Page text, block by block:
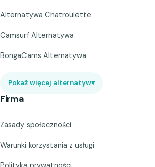
Alternatywa Chatroulette
Camsurf Alternatywa
BongaCams Alternatywa
Pokaż więcej alternatyw▾
Firma
Zasady społeczności
Warunki korzystania z usługi